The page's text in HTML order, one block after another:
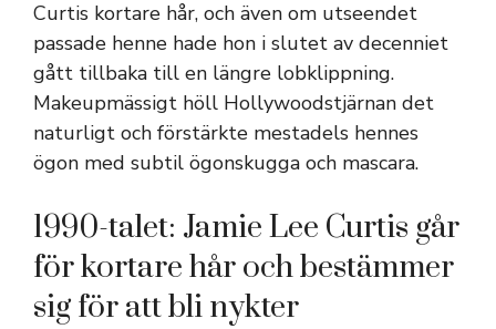
Curtis kortare hår, och även om utseendet
passade henne hade hon i slutet av decenniet
gått tillbaka till en längre lobklippning.
Makeupmässigt höll Hollywoodstjärnan det
naturligt och förstärkte mestadels hennes
ögon med subtil ögonskugga och mascara.
1990-talet: Jamie Lee Curtis går
för kortare hår och bestämmer
sig för att bli nykter